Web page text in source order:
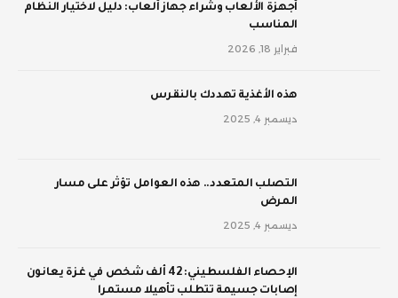
أجهزة الألعاب وشراء جهاز ألعاب: دليل لاختيار النظام
المناسب
فبراير 18, 2026
‫هذه الأغذية تهددك بالنقرس
ديسمبر 4, 2025
‫التصلب المتعدد.. هذه العوامل تؤثر على مسار
المرض
ديسمبر 4, 2025
الإحصاء الفلسطيني: 42 ألف شخص في غزة يعانون
إصابات جسيمة تتطلب تأهيلا مستمرا